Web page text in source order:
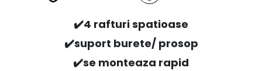
✔️4 rafturi spatioase
✔️suport burete/ prosop
✔️se monteaza rapid